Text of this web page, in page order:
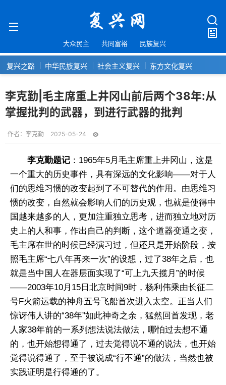
大众民主 共同富裕 民族复兴
复兴之路 中华民族复兴 社会主义复兴 东方文化复兴
李克勤|毛主席重上井冈山前后两个38年:从
掌握批判的武器，到进行武器的批判
作者： 李克勤 2025-05-24
李克勤题记 ：1965年5月毛主席重上井冈山，这是
一个重大的历史事件，具有深远的文化影响——对于人
们的思维习惯的改变起到了不可替代的作用。由思维习
惯的改变，自然就会影响人们的历史观，也就是使得中
国越来越多的人，更加注重独立思考，进而独立地对历
史上的人和事，作出自己的判断，这个道器变通之变，
毛主席在世的时候已经演习过，但还只是开始阶段，按
照毛主席“七八年再来一次”的设想，过了38年之后，也
就是当中国人在器层面实现了“可上九天揽月”的时候
——2003年10月15日北京时间9时，杨利伟乘由长征二
号F火箭运载的神舟五号飞船首次进入太空。正当人们
惊讶伟人讲的“38年”如此神奇之余，猛然回首发现，老
人家38年前的一系列想法说法做法，哪怕过去想不通
的，也开始想得通了，过去觉得说不通的说法，也开始
觉得说得通了，至于被说成“行不通”的做法，当然也被
实践证明是行得通的了。